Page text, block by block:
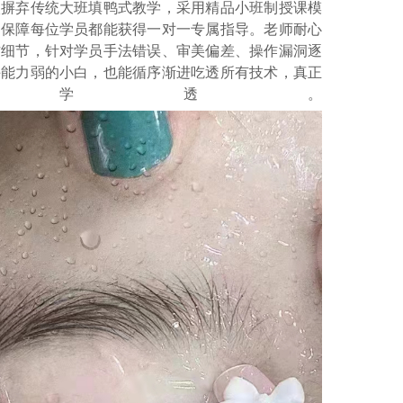
弃传统大班填鸭式教学，采用精品小班制授课模
障每位学员都能获得一对一专属指导。老师耐心
节，针对学员手法错误、审美偏差、操作漏洞逐
力弱的小白，也能循序渐进吃透所有技术，真正
学透。